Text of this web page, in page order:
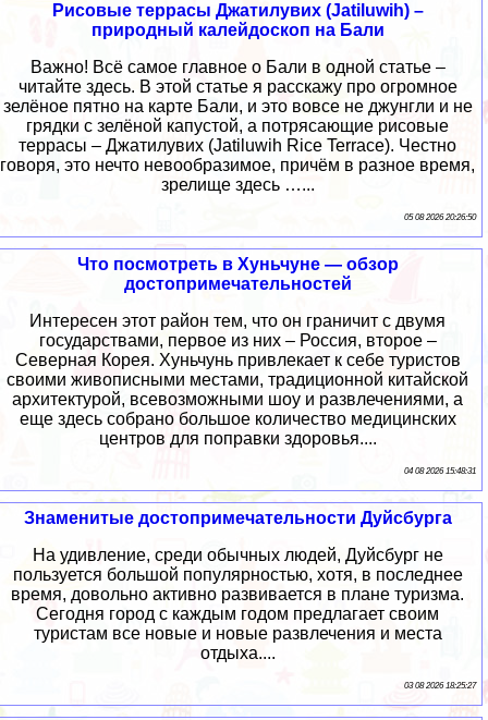
Рисовые террасы Джатилувих (Jatiluwih) –
природный калейдоскоп на Бали
Важно! Всё самое главное о Бали в одной статье –
читайте здесь. В этой статье я расскажу про огромное
зелёное пятно на карте Бали, и это вовсе не джунгли и не
грядки с зелёной капустой, а потрясающие рисовые
террасы – Джатилувих (Jatiluwih Rice Terrace). Честно
говоря, это нечто невообразимое, причём в разное время,
зрелище здесь …...
05 08 2026 20:26:50
Что посмотреть в Хуньчуне — обзор
достопримечательностей
Интересен этот район тем, что он граничит с двумя
государствами, первое из них – Россия, второе –
Северная Корея. Хуньчунь привлекает к себе туристов
своими живописными местами, традиционной китайской
архитектурой, всевозможными шоу и развлечениями, а
еще здесь собрано большое количество медицинских
центров для поправки здоровья....
04 08 2026 15:48:31
Знаменитые достопримечательности Дуйсбурга
На удивление, среди обычных людей, Дуйсбург не
пользуется большой популярностью, хотя, в последнее
время, довольно активно развивается в плане туризма.
Сегодня город с каждым годом предлагает своим
туристам все новые и новые развлечения и места
отдыха....
03 08 2026 18:25:27